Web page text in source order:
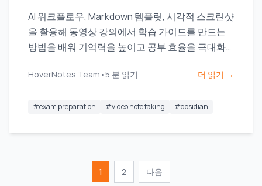
AI 워크플로우, Markdown 템플릿, 시각적 스크린샷
을 활용해 동영상 강의에서 학습 가이드를 만드는
방법을 배워 기억력을 높이고 공부 효율을 극대화
HoverNotes Team •5 분 읽기 더 읽기 →
#exam preparation #video note taking #obsidian
1 2 다음